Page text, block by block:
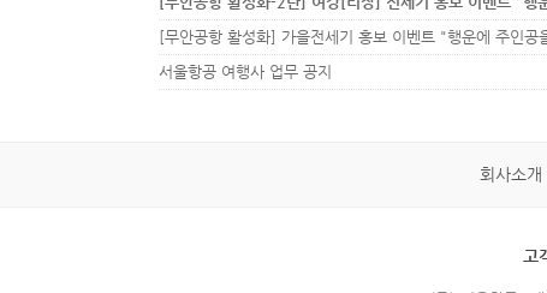
서울항공 여행사 업무 공지
회사소개
고